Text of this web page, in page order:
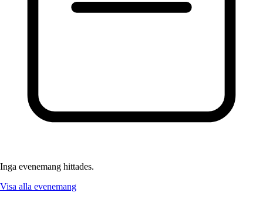
Inga evenemang hittades.
Visa alla evenemang